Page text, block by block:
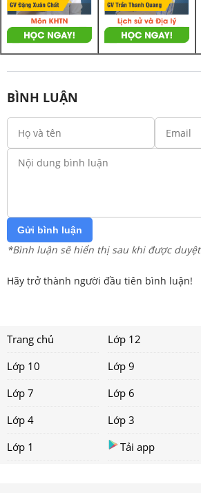
BÌNH LUẬN
Gửi bình luận
*Bình luận sẽ hiển thị sau khi được duyệt
Hãy trở thành người đầu tiên bình luận!
Trang chủ Lớp 12
Lớp 10
Lớp 9
Lớp 7
Lớp 6
Lớp 4
Lớp 3
Lớp 1
Tải app